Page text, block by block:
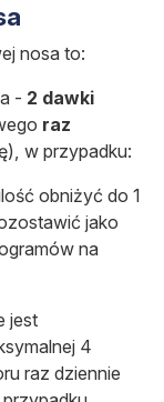
nosa to:
- 2 dawki
raz
w przypadku:
obniżyć do 1
jako
na
jest
4
raz dziennie